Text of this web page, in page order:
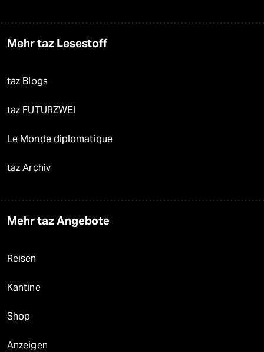
Mehr taz Lesestoff
taz Blogs
taz FUTURZWEI
Le Monde diplomatique
taz Archiv
Mehr taz Angebote
Reisen
Kantine
Shop
Anzeigen